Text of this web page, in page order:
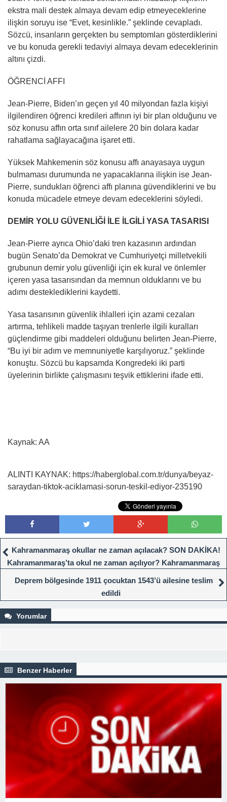
ekstra mali destek almaya devam edip etmeyeceklerine
ilişkin soruyu ise “Evet, kesinlikle.” şeklinde cevapladı.
Sözcü, insanların gerçekten bu semptomları gösterdiklerini
ve bu konuda gerekli tedaviyi almaya devam edeceklerinin
altını çizdi.
ÖĞRENCİ AFFI
Jean-Pierre, Biden’ın geçen yıl 40 milyondan fazla kişiyi
ilgilendiren öğrenci kredileri affının iyi bir plan olduğunu ve
söz konusu affın orta sınıf ailelere 20 bin dolara kadar
rahatlama sağlayacağına işaret etti.
Yüksek Mahkemenin söz konusu affı anayasaya uygun
bulmaması durumunda ne yapacaklarına ilişkin ise Jean-
Pierre, sundukları öğrenci affı planına güvendiklerini ve bu
konuda mücadele etmeye devam edeceklerini söyledi.
DEMİR YOLU GÜVENLİĞİ İLE İLGİLİ YASA TASARISI
Jean-Pierre ayrıca Ohio’daki tren kazasının ardından
bugün Senato’da Demokrat ve Cumhuriyetçi milletvekili
grubunun demir yolu güvenliği için ek kural ve önlemler
içeren yasa tasarısından da memnun olduklarını ve bu
adımı desteklediklerini kaydetti.
Yasa tasarısının güvenlik ihlalleri için azami cezaları
artırma, tehlikeli madde taşıyan trenlerle ilgili kuralları
güçlendirme gibi maddeleri olduğunu belirten Jean-Pierre,
“Bu iyi bir adım ve memnuniyetle karşılıyoruz.” şeklinde
konuştu. Sözcü bu kapsamda Kongredeki iki parti
üyelerinin birlikte çalışmasını teşvik ettiklerini ifade etti.
Kaynak: AA
ALINTI KAYNAK: https://haberglobal.com.tr/dunya/beyaz-
saraydan-tiktok-aciklamasi-sorun-teskil-ediyor-235190
Kahramanmaraş okullar ne zaman açılacak? SON DAKİKA!
Kahramanmaraş’ta okul ne zaman açılıyor? Kahramanmaraş
Deprem bölgesinde 1911 çocuktan 1543’ü ailesine teslim
edildi
Yorumlar
Benzer Haberler